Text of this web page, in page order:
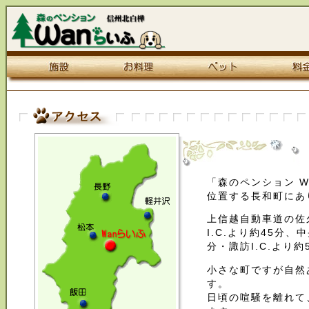
「森のペンション
位置する長和町にあ
上信越自動車道の
I.C.より約45分、
分・諏訪I.C.より約
小さな町ですが自
す。
日頃の喧騒を離れ